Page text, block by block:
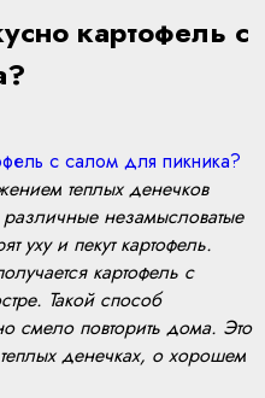
картофель с
теплых денечков
различные незамысловатые
и пекут картофель.
картофель с
Такой способ
смело повторить дома. Это
денечках, о хорошем